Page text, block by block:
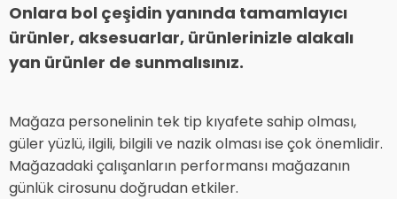
Onlara bol çeşidin yanında tamamlayıcı
ürünler, aksesuarlar, ürünlerinizle alakalı
yan ürünler de sunmalısınız.
Mağaza personelinin tek tip kıyafete sahip olması,
güler yüzlü, ilgili, bilgili ve nazik olması ise çok önemlidir.
Mağazadaki çalışanların performansı mağazanın
günlük cirosunu doğrudan etkiler.